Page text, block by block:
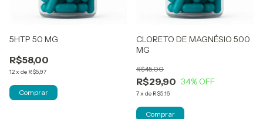
5HTP 50 MG
R$58,00
12x de R$5,97
Comprar
CLORETO DE MAGNÉSIO 500
MG
R$29,90
R$45,00
34% OFF
7x de R$5,16
Comprar